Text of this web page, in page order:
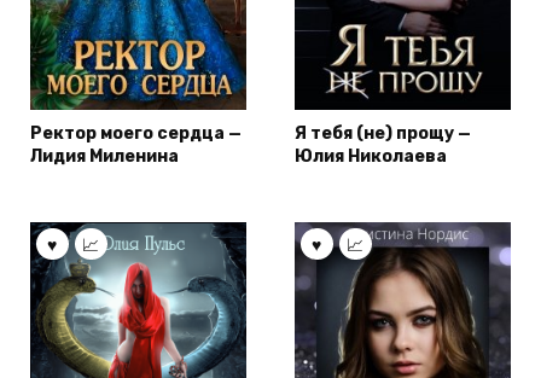
Ректор моего сердца —
Лидия Миленина
Я тебя (не) прощу —
Юлия Николаева